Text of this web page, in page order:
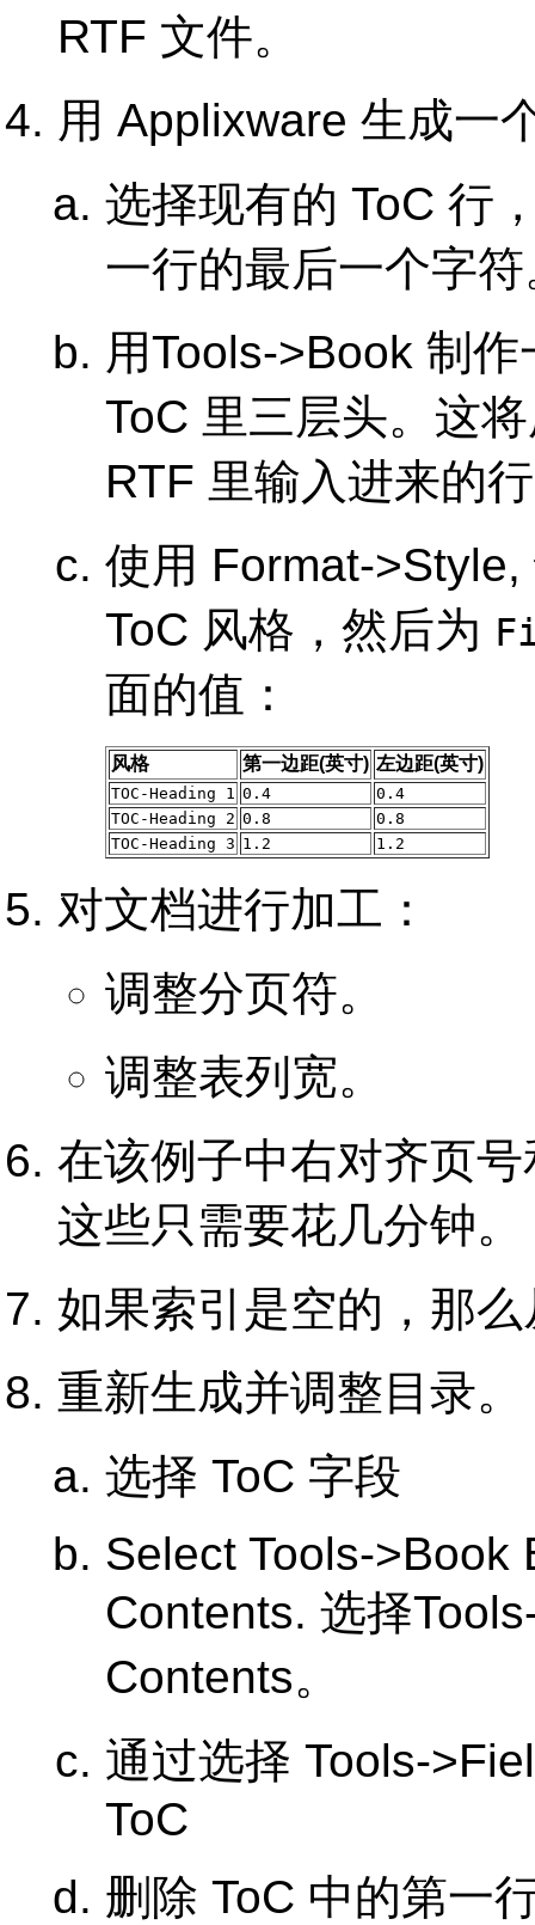
RTF 文件。
用 Applixware 生成一
选择现有的 ToC 行
一行的最后一个字符
用Tools->Book 制作
ToC 里三层头。这
RTF 里输入进来的
使用 Format->Style,
ToC 风格，然后为
面的值：
风格 第一边距(英寸) 左边距(英寸)
TOC-Heading 1 0.4
0.4
TOC-Heading 2 0.8
0.8
TOC-Heading 3 1.2 1.2
对文档进行加工：
调整分页符。
调整表列宽。
在该例子中右对齐页
这些只需要花几分钟。
如果索引是空的，那
重新生成并调整目录。
选择 ToC 字段
Select Tools->Book
Contents. 选择Tools
Contents。
通过选择 Tools->
ToC
删除 ToC 中的第一